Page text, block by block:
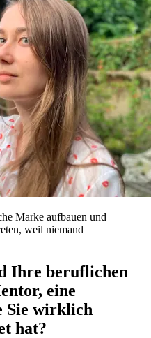
Marke aufbauen und
weil niemand
Ihre beruflichen
eine
Sie wirklich
hat?